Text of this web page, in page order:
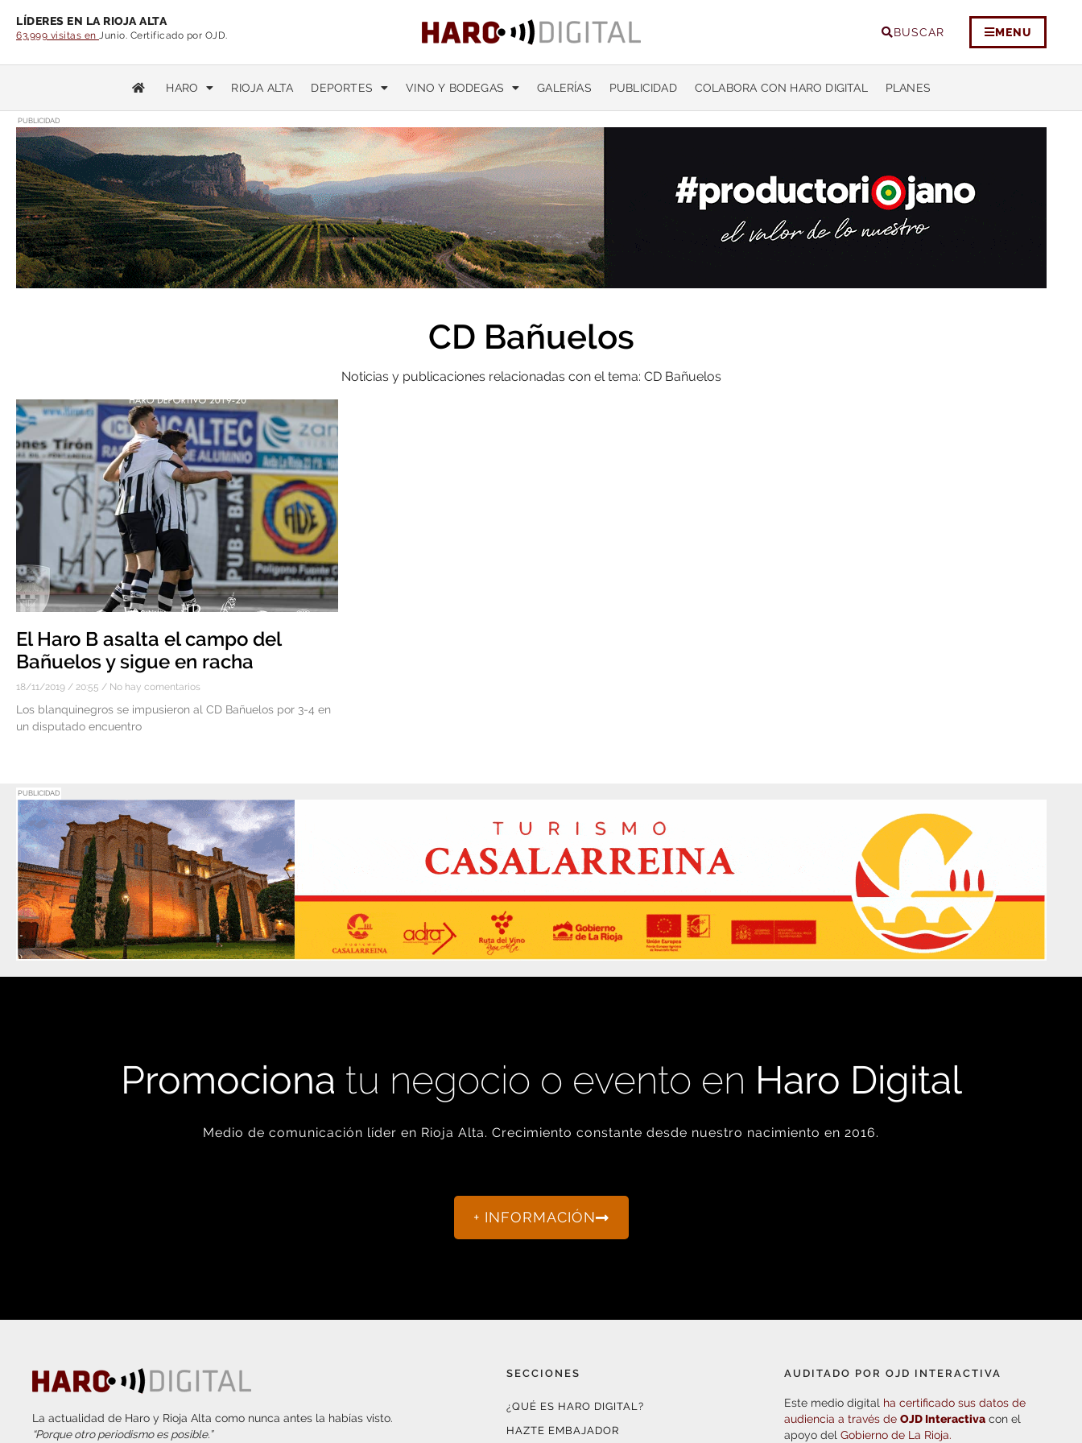
LÍDERES EN LA RIOJA ALTA
63.999 visitas en Junio. Certificado por OJD. BUSCAR MENU
HARO RIOJA ALTA DEPORTES VINO Y BODEGAS GALERÍAS PUBLICIDAD COLABORA CON HARO DIGITAL PLANES
PUBLICIDAD
CD Bañuelos
Noticias y publicaciones relacionadas con el tema: CD Bañuelos
El Haro B asalta el campo del
Bañuelos y sigue en racha
18/11/2019 20:55 No hay comentarios
Los blanquinegros se impusieron al CD Bañuelos por 3-4 en
un disputado encuentro
PUBLICIDAD
Promociona tu negocio o evento en Haro Digital
Medio de comunicación líder en Rioja Alta. Crecimiento constante desde nuestro nacimiento en 2016.
+ INFORMACIÓN
La actualidad de Haro y Rioja Alta como nunca antes la habías visto.
“Porque otro periodismo es posible.”
SECCIONES
¿QUÉ ES HARO DIGITAL?
HAZTE EMBAJADOR
AUDITADO POR OJD INTERACTIVA
Este medio digital ha certificado sus datos de
audiencia a través deOJD Interactiva con el
apoyo delGobierno de La Rioja.